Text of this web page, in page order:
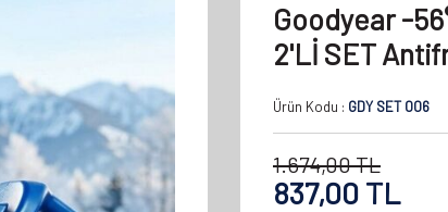
Goodyear -
2'Lİ SET
Ürün Kodu : GDY SET 006
1.674,00TL
837,00 TL